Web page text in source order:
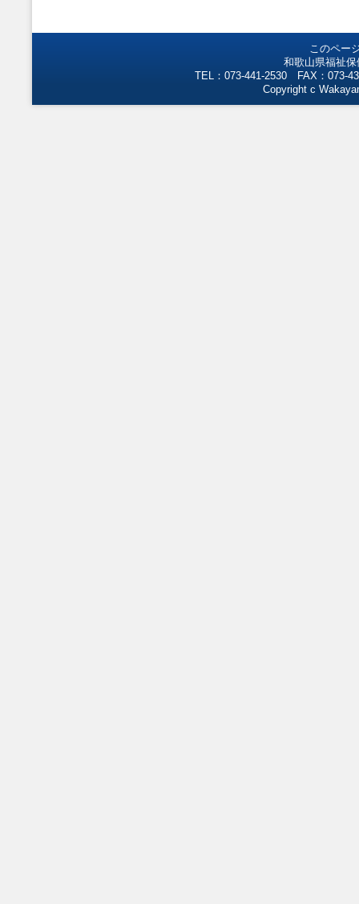
このペー
和歌山県福祉
TEL：073-441-2530 FAX：073-
Copyright c